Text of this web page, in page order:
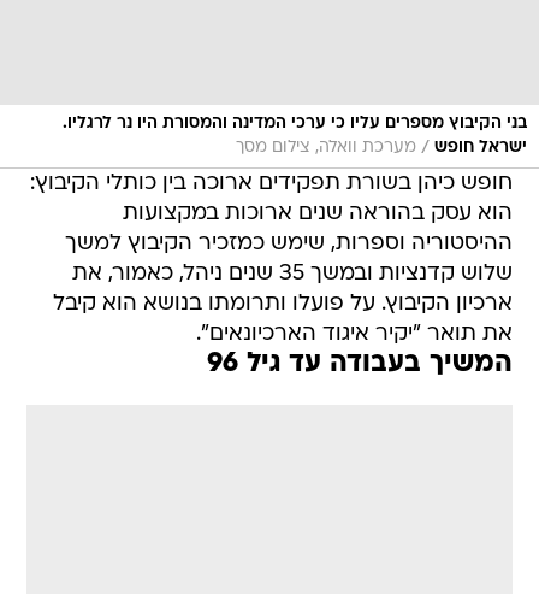
בני הקיבוץ מספרים עליו כי ערכי המדינה והמסורת היו נר לרגליו.
ישראל חופש / מערכת וואלה, צילום מסך
חופש כיהן בשורת תפקידים ארוכה בין כותלי הקיבוץ:
הוא עסק בהוראה שנים ארוכות במקצועות
ההיסטוריה וספרות, שימש כמזכיר הקיבוץ למשך
שלוש קדנציות ובמשך 35 שנים ניהל, כאמור, את
ארכיון הקיבוץ. על פועלו ותרומתו בנושא הוא קיבל
את תואר "יקיר איגוד הארכיונאים".
המשיך בעבודה עד גיל 96